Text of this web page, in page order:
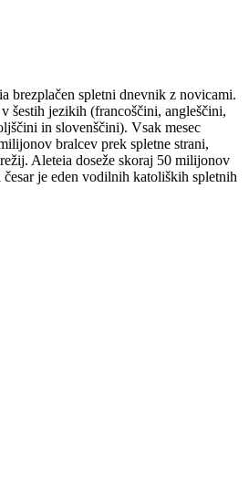
brezplačen spletni dnevnik z novicami.
šestih jezikih (francoščini, angleščini,
in slovenščini). Vsak mesec
bralcev prek spletne strani,
Aleteia doseže skoraj 50 milijonov
je eden vodilnih katoliških spletnih